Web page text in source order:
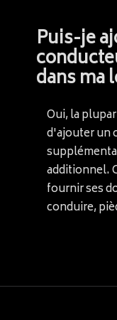
Puis-je
dans ma
Oui, la
d'ajouter un
additionnel.
fournir ses
conduire,